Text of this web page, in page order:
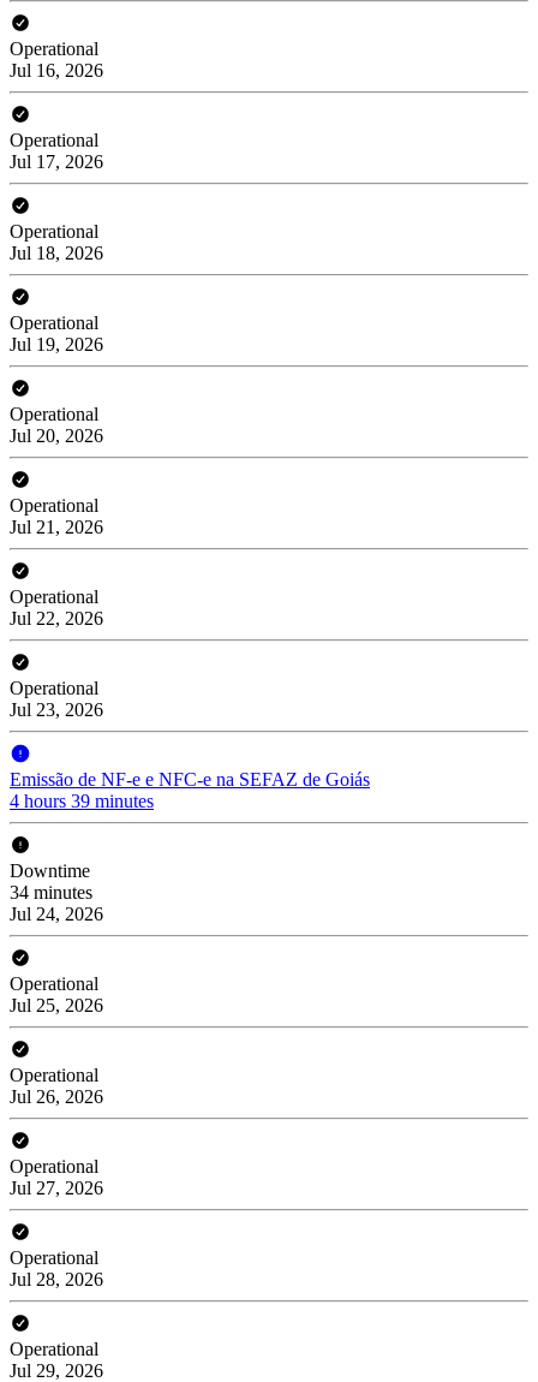
Operational
Jul 16, 2026
Operational
Jul 17, 2026
Operational
Jul 18, 2026
Operational
Jul 19, 2026
Operational
Jul 20, 2026
Operational
Jul 21, 2026
Operational
Jul 22, 2026
Operational
Jul 23, 2026
Emissão de NF-e e NFC-e na SEFAZ de Goiás
4 hours 39 minutes
Downtime
34 minutes
Jul 24, 2026
Operational
Jul 25, 2026
Operational
Jul 26, 2026
Operational
Jul 27, 2026
Operational
Jul 28, 2026
Operational
Jul 29, 2026